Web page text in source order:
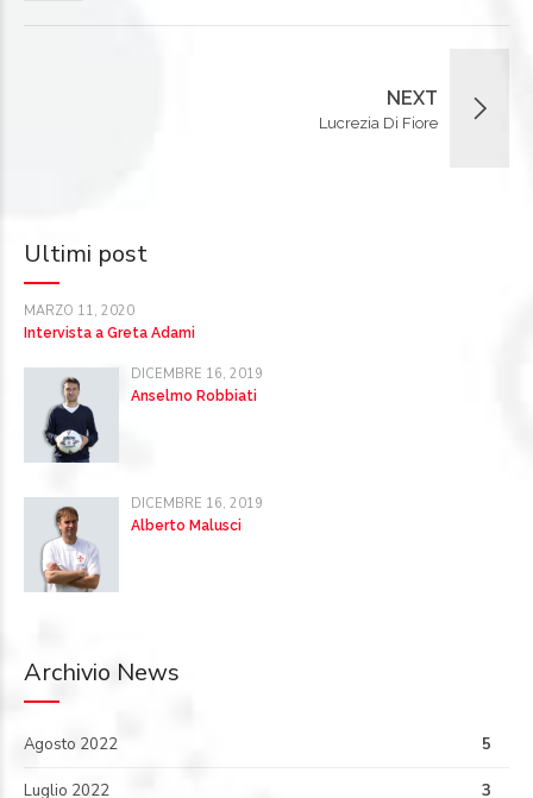
NEXT
Lucrezia Di Fiore
Ultimi post
MARZO 11, 2020
Intervista a Greta Adami
DICEMBRE 16, 2019
Anselmo Robbiati
DICEMBRE 16, 2019
Alberto Malusci
Archivio News
Agosto 2022 5
Luglio 2022 3